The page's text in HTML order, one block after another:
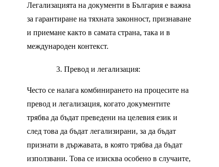
Легализацията на документи в България е важна
за гарантиране на тяхната законност, признаване
и приемане както в самата страна, така и в
международен контекст.
Превод и легализация:
Често се налага комбинирането на процесите на
превод и легализация, когато документите
трябва да бъдат преведени на целевия език и
след това да бъдат легализирани, за да бъдат
признати в държавата, в която трябва да бъдат
използвани. Това се изисква особено в случаите,